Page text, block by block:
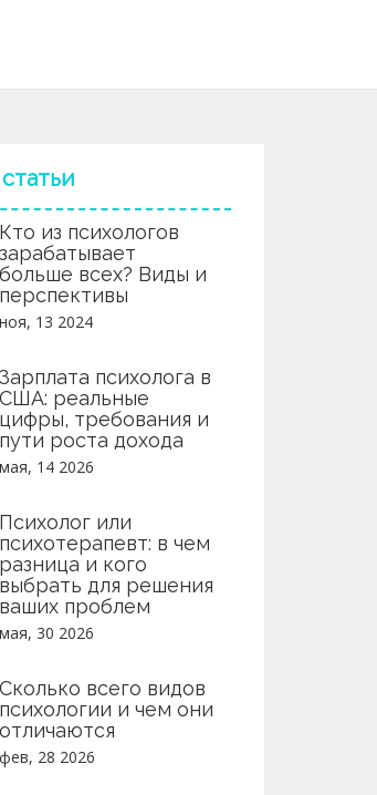
Кто из психологов
зарабатывает
больше всех? Виды и
перспективы
ноя, 13 2024
Зарплата психолога в
США: реальные
цифры, требования и
пути роста дохода
мая, 14 2026
Психолог или
психотерапевт: в чем
разница и кого
выбрать для решения
ваших проблем
мая, 30 2026
Сколько всего видов
психологии и чем они
отличаются
фев, 28 2026